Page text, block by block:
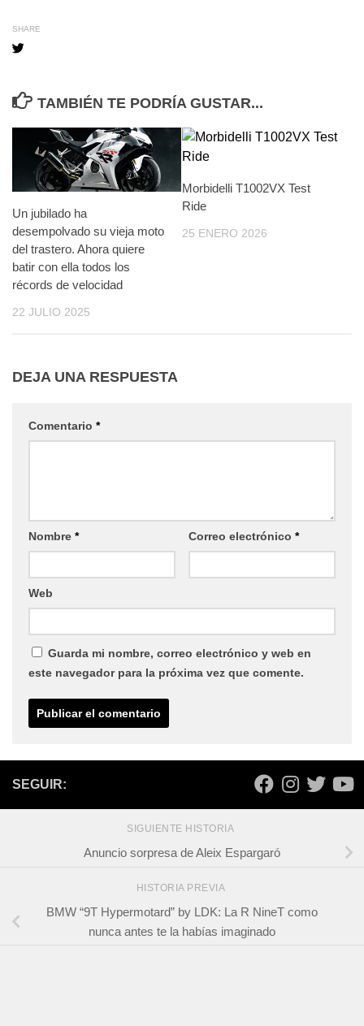
SHARE
TAMBIÉN TE PODRÍA GUSTAR...
Un jubilado ha
desempolvado su vieja moto
del trastero. Ahora quiere
batir con ella todos los
récords de velocidad
22 JULIO 2025
Morbidelli T1002VX Test
Ride
25 ENERO 2026
DEJA UNA RESPUESTA
Comentario *
Nombre * Correo electrónico *
Web
Guarda mi nombre, correo electrónico y web en
este navegador para la próxima vez que comente.
SEGUIR:
SIGUIENTE HISTORIA
Anuncio sorpresa de Aleix Espargaró
HISTORIA PREVIA
BMW “9T Hypermotard” by LDK: La R NineT como
nunca antes te la habías imaginado